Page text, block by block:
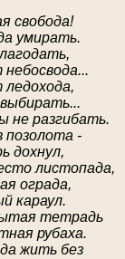
свобода!
умирать.
небосвода...
не разгибать.
позолота -
дохнул,
листопада,
ограда,
караул.
тетрадь
рубаха.
жить без